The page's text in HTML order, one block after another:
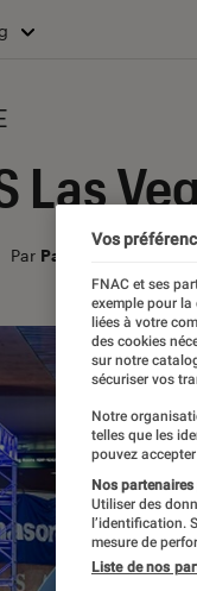
Las
Par Patrick
Vos
FNAC et ses
exemple pour
liées à votre
des cookies
sur notre
sécuriser vos
Notre
telles que les
pouvez
Nos
Utiliser des
l’identification.
mesure de
Liste de nos